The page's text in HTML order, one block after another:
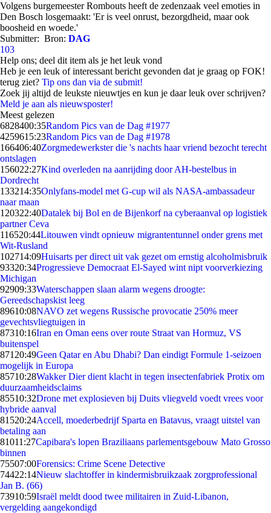
Volgens burgemeester Rombouts heeft de zedenzaak veel emoties in
Den Bosch losgemaakt: 'Er is veel onrust, bezorgdheid, maar ook
boosheid en woede.'
Submitter: Bron: DAG
103
Help ons; deel dit item als je het leuk vond
Heb je een leuk of interessant bericht gevonden dat je graag op FOK!
terug ziet? Tip ons dan via de submit!
Zoek jij altijd de leukste nieuwtjes en kun je daar leuk over schrijven?
Meld je aan als nieuwsposter!
Meest gelezen
6828400:35Random Pics van de Dag #1977
4259615:23Random Pics van de Dag #1978
166406:40Zorgmedewerkster die 's nachts haar vriend bezocht terecht
ontslagen
156022:27Kind overleden na aanrijding door AH-bestelbus in
Dordrecht
133214:35Onlyfans-model met G-cup wil als NASA-ambassadeur
naar maan
120322:40Datalek bij Bol en de Bijenkorf na cyberaanval op logistiek
partner Ceva
116520:44Litouwen vindt opnieuw migrantentunnel onder grens met
Wit-Rusland
102714:09Huisarts per direct uit vak gezet om ernstig alcoholmisbruik
93320:34Progressieve Democraat El-Sayed wint nipt voorverkiezing
Michigan
92909:33Waterschappen slaan alarm wegens droogte:
Gereedschapskist leeg
89610:08NAVO zet wegens Russische provocatie 250% meer
gevechtsvliegtuigen in
87310:16Iran en Oman eens over route Straat van Hormuz, VS
buitenspel
871 20:49Geen Qatar en Abu Dhabi? Dan eindigt Formule 1-seizoen
mogelijk in Europa
85710:28Wakker Dier dient klacht in tegen insectenfabriek Protix om
duurzaamheidsclaims
85510:32Drone met explosieven bij Duits vliegveld voedt vrees voor
hybride aanval
81520:24Accell, moederbedrijf Sparta en Batavus, vraagt uitstel van
betaling aan
81011:27Capibara's lopen Braziliaans parlementsgebouw Mato Grosso
binnen
75507:00Forensics: Crime Scene Detective
74422:14Nieuw slachtoffer in kindermisbruikzaak zorgprofessional
Jan B. (66)
73910:59Israël meldt dood twee militairen in Zuid-Libanon,
vergelding aangekondigd